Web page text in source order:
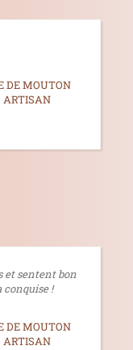
DE MOUTON
ARTISAN
et sentent bon
conquise !
DE MOUTON
ARTISAN